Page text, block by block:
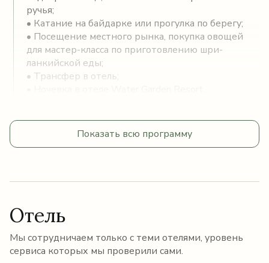
ручья;
• Катание на байдарке или прогулка по берегу;
• Посещение местного рынка, покупка овощей
для мастер-класса по приготовлению шри-
ланкийской еды;
• Трансфер в отель;
Показать всю программу
Отель
Мы сотрудничаем только с теми отелями, уровень
сервиса которых мы проверили сами.